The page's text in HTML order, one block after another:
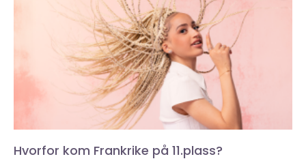
Hvorfor kom Frankrike på 11.plass?